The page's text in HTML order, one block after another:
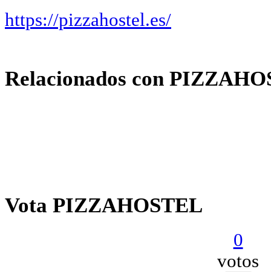
https://pizzahostel.es/
Relacionados con
Vota PIZZAHOSTEL
0
votos